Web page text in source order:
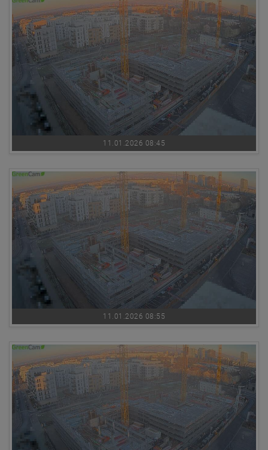
11.01.2026 08:45
11.01.2026 08:55